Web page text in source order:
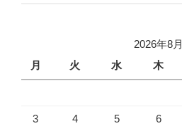
2026年8月
月
火 水 木
3 4 5 6